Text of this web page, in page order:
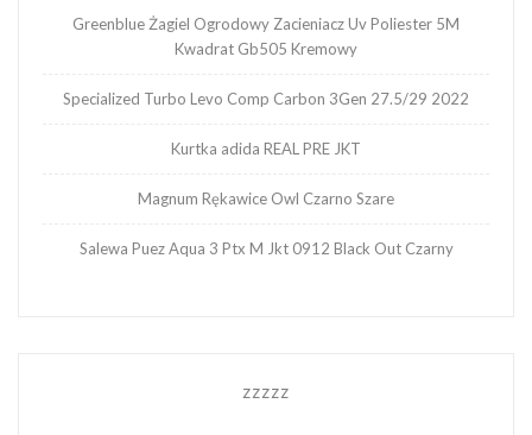
Greenblue Żagiel Ogrodowy Zacieniacz Uv Poliester 5M
Kwadrat Gb505 Kremowy
Specialized Turbo Levo Comp Carbon 3Gen 27.5/29 2022
Kurtka adida REAL PRE JKT
Magnum Rękawice Owl Czarno Szare
Salewa Puez Aqua 3 Ptx M Jkt 0912 Black Out Czarny
zzzzz